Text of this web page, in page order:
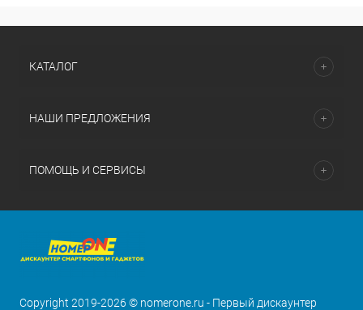
КАТАЛОГ
НАШИ ПРЕДЛОЖЕНИЯ
ПОМОЩЬ И СЕРВИСЫ
Copyright 2019-2026 © nomerone.ru - Первый дискаунтер